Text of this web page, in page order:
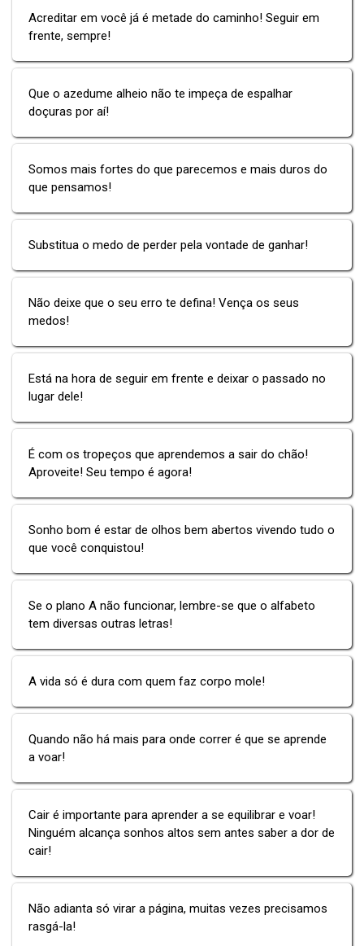
Acreditar em você já é metade do caminho! Seguir em
frente, sempre!
Que o azedume alheio não te impeça de espalhar
doçuras por aí!
Somos mais fortes do que parecemos e mais duros do
que pensamos!
Substitua o medo de perder pela vontade de ganhar!
Não deixe que o seu erro te defina! Vença os seus
medos!
Está na hora de seguir em frente e deixar o passado no
lugar dele!
É com os tropeços que aprendemos a sair do chão!
Aproveite! Seu tempo é agora!
Sonho bom é estar de olhos bem abertos vivendo tudo o
que você conquistou!
Se o plano A não funcionar, lembre-se que o alfabeto
tem diversas outras letras!
A vida só é dura com quem faz corpo mole!
Quando não há mais para onde correr é que se aprende
a voar!
Cair é importante para aprender a se equilibrar e voar!
Ninguém alcança sonhos altos sem antes saber a dor de
cair!
Não adianta só virar a página, muitas vezes precisamos
rasgá-la!